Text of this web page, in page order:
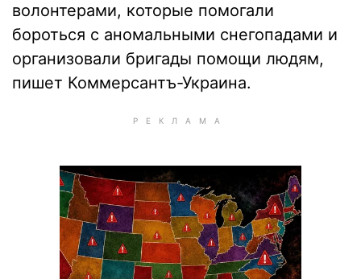
волонтерами, которые помогали
бороться с аномальными снегопадами и
организовали бригады помощи людям,
пишет Коммерсантъ-Украина.